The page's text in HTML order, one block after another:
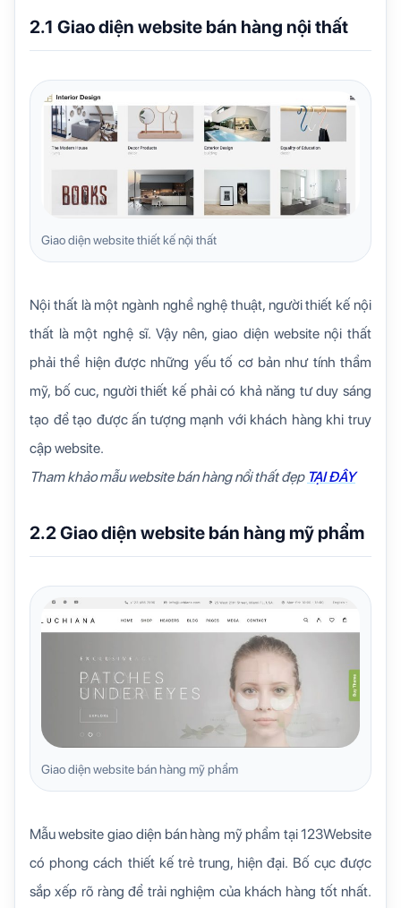
2.1 Giao diện website bán hàng nội thất
Giao diện website thiết kế nội thất
Nội thất là một ngành nghề nghệ thuật, người thiết kế nội
thất là một nghệ sĩ. Vậy nên, giao diện website nội thất
phải thể hiện được những yếu tố cơ bản như tính thẩm
mỹ, bố cuc, người thiết kế phải có khả năng tư duy sáng
tạo để tạo được ấn tượng mạnh với khách hàng khi truy
cập website.
Tham khảo mẫu website bán hàng nổi thất đẹp TẠI ĐÂY
2.2 Giao diện website bán hàng mỹ phẩm
Giao diện website bán hàng mỹ phẩm
Mẫu website giao diện bán hàng mỹ phẩm tại 123Website
có phong cách thiết kế trẻ trung, hiện đại. Bố cục được
sắp xếp rõ ràng để trải nghiệm của khách hàng tốt nhất.